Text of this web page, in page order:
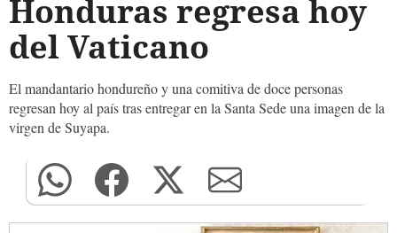
Honduras regresa hoy
del Vaticano
El mandantario hondureño y una comitiva de doce personas
regresan hoy al país tras entregar en la Santa Sede una imagen de la
virgen de Suyapa.